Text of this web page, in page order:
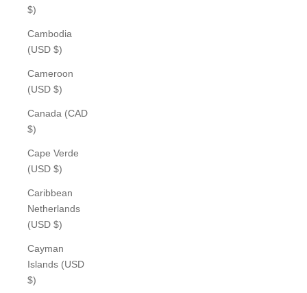
$)
Cambodia
(USD $)
Cameroon
(USD $)
Canada (CAD
$)
Cape Verde
(USD $)
Caribbean
Netherlands
(USD $)
Cayman
Islands (USD
$)